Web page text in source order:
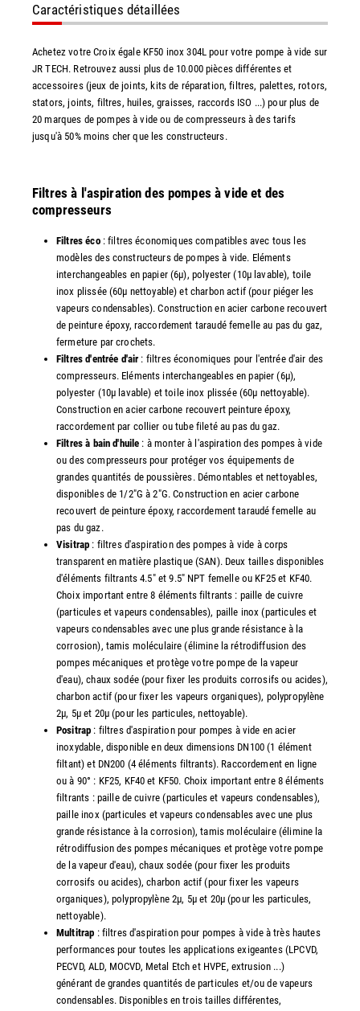
Caractéristiques détaillées
Achetez votre Croix égale KF50 inox 304L pour votre pompe à vide sur
JR TECH. Retrouvez aussi plus de 10.000 pièces différentes et
accessoires (jeux de joints, kits de réparation, filtres, palettes, rotors,
stators, joints, filtres, huiles, graisses, raccords ISO ...) pour plus de
20 marques de pompes à vide ou de compresseurs à des tarifs
jusqu'à 50% moins cher que les constructeurs.
Filtres à l'aspiration des pompes à vide et des
compresseurs
Filtres éco: filtres économiques compatibles avec tous les
modèles des constructeurs de pompes à vide. Eléments
interchangeables en papier (6µ), polyester (10µ lavable), toile
inox plissée (60µ nettoyable) et charbon actif (pour piéger les
vapeurs condensables). Construction en acier carbone recouvert
de peinture époxy, raccordement taraudé femelle au pas du gaz,
fermeture par crochets.
Filtres d'entrée d'air : filtres économiques pour l'entrée d'air des
compresseurs. Eléments interchangeables en papier (6µ),
polyester (10µ lavable) et toile inox plissée (60µ nettoyable).
Construction en acier carbone recouvert peinture époxy,
raccordement par collier ou tube fileté au pas du gaz.
Filtres à bain d'huile : à monter à l'aspiration des pompes à vide
ou des compresseurs pour protéger vos équipements de
grandes quantités de poussières. Démontables et nettoyables,
disponibles de 1/2"G à 2"G. Construction en acier carbone
recouvert de peinture époxy, raccordement taraudé femelle au
pas du gaz.
Visitrap : filtres d'aspiration des pompes à vide à corps
transparent en matière plastique (SAN). Deux tailles disponibles
d'éléments filtrants 4.5" et 9.5" NPT femelle ou KF25 et KF40.
Choix important entre 8 éléments filtrants : paille de cuivre
(particules et vapeurs condensables), paille inox (particules et
vapeurs condensables avec une plus grande résistance à la
corrosion), tamis moléculaire (élimine la rétrodiffusion des
pompes mécaniques et protège votre pompe de la vapeur
d'eau), chaux sodée (pour fixer les produits corrosifs ou acides),
charbon actif (pour fixer les vapeurs organiques), polypropylène
2µ, 5µ et 20µ (pour les particules, nettoyable).
Positrap : filtres d'aspiration pour pompes à vide en acier
inoxydable, disponible en deux dimensions DN100 (1 élément
filtant) et DN200 (4 éléments filtrants). Raccordement en ligne
ou à 90° : KF25, KF40 et KF50. Choix important entre 8 éléments
filtrants : paille de cuivre (particules et vapeurs condensables),
paille inox (particules et vapeurs condensables avec une plus
grande résistance à la corrosion), tamis moléculaire (élimine la
rétrodiffusion des pompes mécaniques et protège votre pompe
de la vapeur d'eau), chaux sodée (pour fixer les produits
corrosifs ou acides), charbon actif (pour fixer les vapeurs
organiques), polypropylène 2µ, 5µ et 20µ (pour les particules,
nettoyable).
Multitrap : filtres d'aspiration pour pompes à vide à très hautes
performances pour toutes les applications exigeantes (LPCVD,
PECVD, ALD, MOCVD, Metal Etch et HVPE, extrusion ...)
générant de grandes quantités de particules et/ou de vapeurs
condensables. Disponibles en trois tailles différentes,